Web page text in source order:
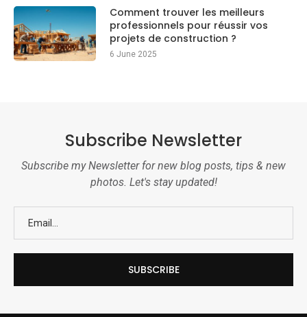
Comment trouver les meilleurs
professionnels pour réussir vos
projets de construction ?
6 June 2025
Subscribe Newsletter
Subscribe my Newsletter for new blog posts, tips & new
photos. Let's stay updated!